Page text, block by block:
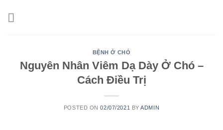
BỆNH Ở CHÓ
Nguyên Nhân Viêm Dạ Dày Ở Chó –
Cách Điều Trị
POSTED ON02/07/2021 BYADMIN